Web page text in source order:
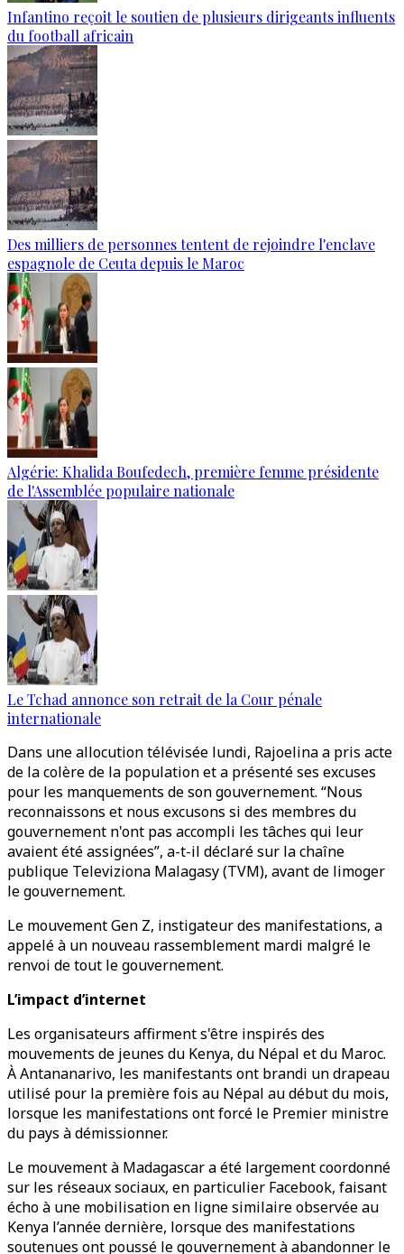
Infantino reçoit le soutien de plusieurs dirigeants influents
du football africain
Des milliers de personnes tentent de rejoindre l'enclave
espagnole de Ceuta depuis le Maroc
Algérie: Khalida Boufedech, première femme présidente
de l'Assemblée populaire nationale
Le Tchad annonce son retrait de la Cour pénale
internationale
Dans une allocution télévisée lundi, Rajoelina a pris acte
de la colère de la population et a présenté ses excuses
pour les manquements de son gouvernement. “Nous
reconnaissons et nous excusons si des membres du
gouvernement n'ont pas accompli les tâches qui leur
avaient été assignées”, a-t-il déclaré sur la chaîne
publique Televiziona Malagasy (TVM), avant de limoger
le gouvernement.
Le mouvement Gen Z, instigateur des manifestations, a
appelé à un nouveau rassemblement mardi malgré le
renvoi de tout le gouvernement.
L’impact d’internet
Les organisateurs affirment s'être inspirés des
mouvements de jeunes du Kenya, du Népal et du Maroc.
À Antananarivo, les manifestants ont brandi un drapeau
utilisé pour la première fois au Népal au début du mois,
lorsque les manifestations ont forcé le Premier ministre
du pays à démissionner.
Le mouvement à Madagascar a été largement coordonné
sur les réseaux sociaux, en particulier Facebook, faisant
écho à une mobilisation en ligne similaire observée au
Kenya l’année dernière, lorsque des manifestations
soutenues ont poussé le gouvernement à abandonner le